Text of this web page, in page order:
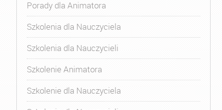
Porady dla Animatora
Szkolenia dla Nauczyciela
Szkolenia dla Nauczycieli
Szkolenie Animatora
Szkolenie dla Nauczyciela